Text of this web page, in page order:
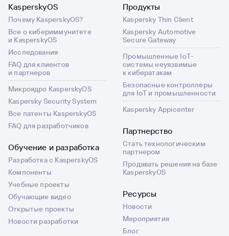
иметь
полный
доступ
ко всей
ИТ-
инфраструктуре
Именно
для
этого
существуют
системы
привилегированным
доступом
(Privileged
Access
Management,
PAM).
Они
поврежден,
остальные
должны
продолжать
работу.
Похожий
принцип
используется
в микроядерной
архитектуре:
разделяются,
их привилегии
ограничиваются,
а взаимодействия
проходят
контролируемые
механизмы.
KasperskyOS
Почему KasperskyOS?
Все о кибериммунитете
и KasperskyOS
Исследования
FAQ для клиентов
и партнеров
Микроядро KasperskyOS
Kaspersky Security System
Все патенты KasperskyOS
FAQ для разработчиков
Обучение и разработка
Разработка с KasperskyOS
Компоненты
Учебные проекты
Обучающие видео
Открытые проекты
Новости разработки
Продукты
Kaspersky Thin Client
Kaspersky Automotive
Secure Gateway
Промышленные IoT-
системы неуязвимые
к кибератакам
Безопасные контроллеры
для IoT и промышленности
Kaspersky Appicenter
Партнерство
Стать технологическим
партнером
Продавать решения на базе
KasperskyOS
Ресурсы
Новости
Мероприятия
Блог